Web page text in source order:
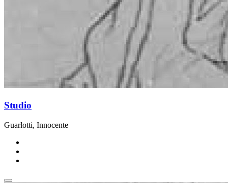
Studio
Guarlotti, Innocente